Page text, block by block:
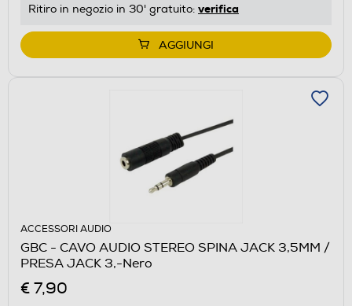
Ritiro in negozio in 30' gratuito: verifica
AGGIUNGI
ACCESSORI AUDIO
GBC - CAVO AUDIO STEREO SPINA JACK 3,5MM /
PRESA JACK 3,-Nero
€ 7,90